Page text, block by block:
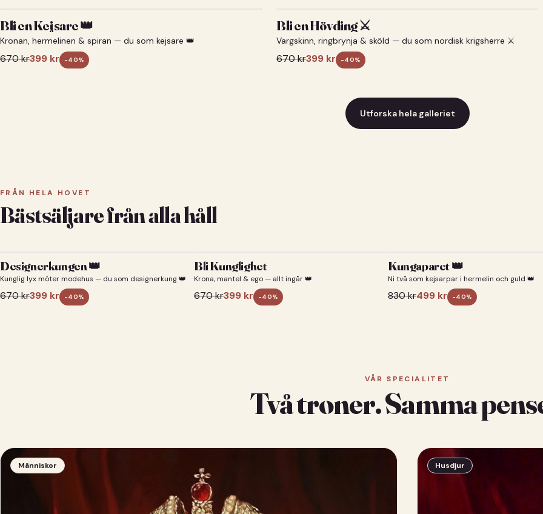
Bli en Kejsare 👑
Kronan, hermelinen & spiran — du som kejsare 👑
670kr399 kr -40%
Bli en Hövding ⚔️
Vargskinn, ringbrynja & sköld — du som nordisk krigsherre ⚔️
670kr399 kr -40%
Utforska hela galleriet
FRÅN HELA HOVET
Bästsäljare från alla håll
Designerkungen 👑
Kunglig lyx möter modehus — du som designerkung 👑
670kr399 kr -40%
Bli Kunglighet
Krona, mantel & ego — allt ingår 👑
670kr399 kr -40%
Kungaparet 👑
Ni två som kejsarpar i hermelin och guld 👑
830kr499 kr -40%
VÅR SPECIALITET
Två troner. Samma
Människor Husdjur